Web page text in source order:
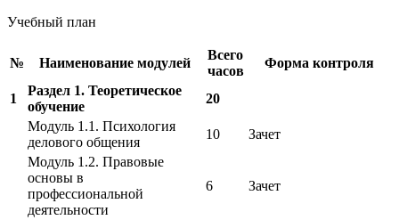
Учебный план
№ Наименование модулей
Всего
часов
Форма контроля
1
Раздел 1. Теоретическое
обучение
20
Модуль 1.1. Психология
делового общения
10
Зачет
Модуль 1.2. Правовые
основы в
профессиональной
деятельности
6 Зачет